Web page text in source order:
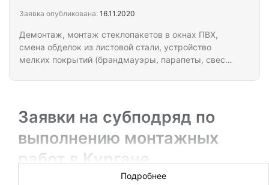
Демонтаж, монтаж стеклопакетов в окнах ПВХ,
смена обделок из листовой стали, устройство
мелких покрытий (брандмауэры, парапеты, свесы
Заявка опубликована: 16.11.2020
Заявки на субподряд по
выполнению монтажных
работ в Кургане
Предлагаем строительным компаниям и бригадам
Подробнее